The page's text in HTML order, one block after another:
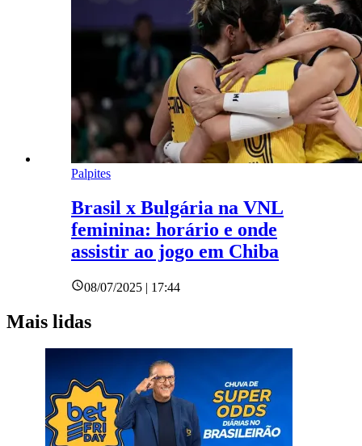
Palpites
Brasil x Bulgária na VNL
feminina: horário e onde
assistir ao jogo em Chiba
08/07/2025 | 17:44
Mais lidas